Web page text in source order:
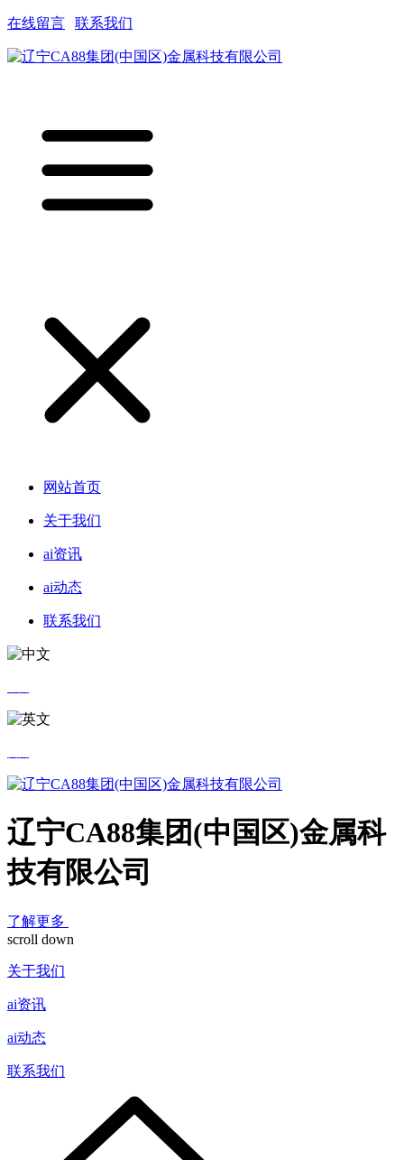
在线留言 联系我们
网站首页
关于我们
ai资讯
ai动态
联系我们
辽宁CA88集团(中国区)金属科
技有限公司
了解更多
scroll down
关于我们
ai资讯
ai动态
联系我们